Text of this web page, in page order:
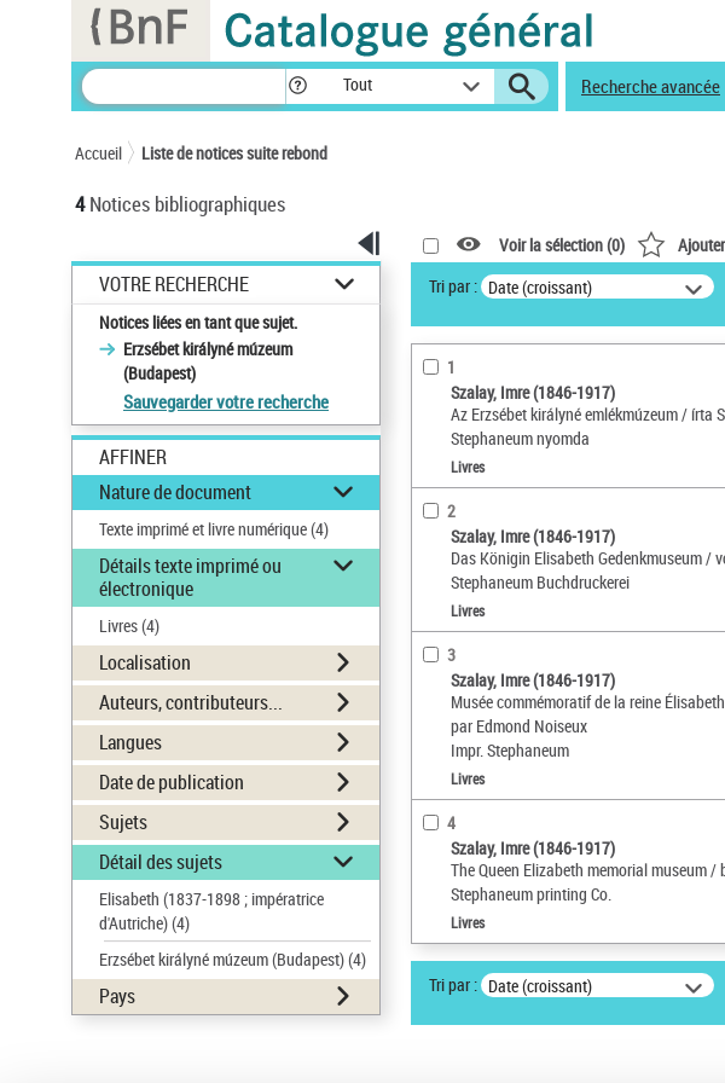
Tout Recherche avancée
Accueil Liste de notices suite rebond
4Notices bibliographiques
VOTRE RECHERCHE
Notices liées en tant que sujet.
Erzsébet királyné múzeum
(Budapest)
Sauvegarder votre recherche
AFFINER
Nature de document
Texte imprimé et livre numérique(4)
Détails texte imprimé ou
électronique
Livres(4)
Localisation
Auteurs, contributeurs...
Langues
Date de publication
Sujets
Détail des sujets
Elisabeth (1837-1898 ; impératrice
d'Autriche)(4)
Erzsébet királyné múzeum (Budapest)(4)
Pays
Voir la sélection (0)
Tri par : Date (croissant)
1
Szalay, Imre (1846-1917)
Az Erzsébet királyné emlékmúzeum / írta
Stephaneum nyomda
Livres
2
Szalay, Imre (1846-1917)
Das Königin Elisabeth Gedenkmuseum /
Stephaneum Buchdruckerei
Livres
3
Szalay, Imre (1846-1917)
Musée commémoratif de la reine
par Edmond Noiseux
Impr. Stephaneum
Livres
4
Szalay, Imre (1846-1917)
The Queen Elizabeth memorial museum /
Stephaneum printing Co.
Livres
Tri par : Date (croissant)
Panneau de gestion des cookies